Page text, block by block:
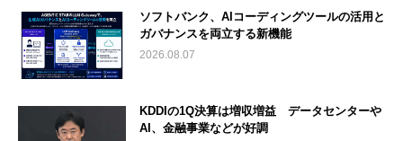
ソフトバンク、AIコーディングツールの活用と
ガバナンスを両立する新機能
2026.08.07
KDDIの1Q決算は増収増益 データセンターや
AI、金融事業などが好調